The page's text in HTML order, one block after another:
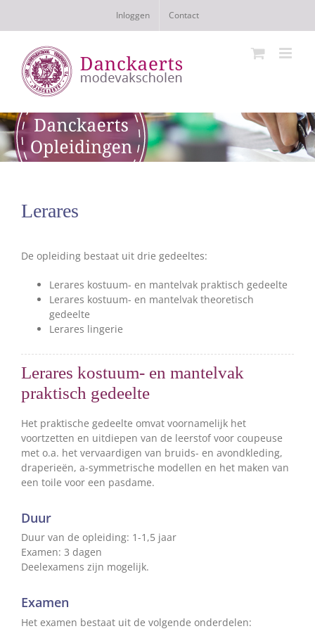
Inloggen Contact
Lerares
De opleiding bestaat uit drie gedeeltes:
Lerares kostuum- en mantelvak praktisch gedeelte
Lerares kostuum- en mantelvak theoretisch
gedeelte
Lerares lingerie
Lerares kostuum- en mantelvak
praktisch gedeelte
Het praktische gedeelte omvat voornamelijk het
voortzetten en uitdiepen van de leerstof voor coupeuse
met o.a. het vervaardigen van bruids- en avondkleding,
draperieën, a-symmetrische modellen en het maken van
een toile voor een pasdame.
Duur
Duur van de opleiding: 1-1,5 jaar
Examen: 3 dagen
Deelexamens zijn mogelijk.
Examen
Het examen bestaat uit de volgende onderdelen: